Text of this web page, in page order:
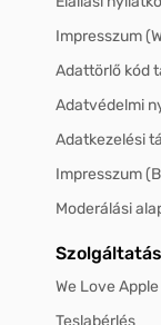
Impresszum
Adattörlő kód
Adatvédelmi
Adatkezelési
Impresszum
Moderálási
We Love
Teslabérlés